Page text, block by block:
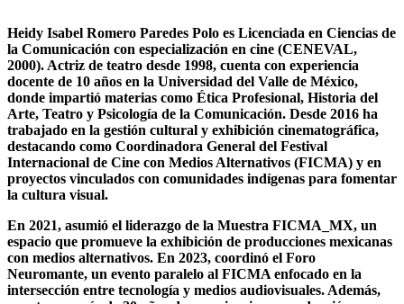
Heidy Isabel Romero Paredes Polo es Licenciada en Ciencias de
la Comunicación con especialización en cine (CENEVAL,
2000). Actriz de teatro desde 1998, cuenta con experiencia
docente de 10 años en la Universidad del Valle de México,
donde impartió materias como Ética Profesional, Historia del
Arte, Teatro y Psicología de la Comunicación. Desde 2016 ha
trabajado en la gestión cultural y exhibición cinematográfica,
destacando como Coordinadora General del Festival
Internacional de Cine con Medios Alternativos (FICMA) y en
proyectos vinculados con comunidades indígenas para fomentar
la cultura visual.
En 2021, asumió el liderazgo de la Muestra FICMA_MX, un
espacio que promueve la exhibición de producciones mexicanas
con medios alternativos. En 2023, coordinó el Foro
Neuromante, un evento paralelo al FICMA enfocado en la
intersección entre tecnología y medios audiovisuales. Además,